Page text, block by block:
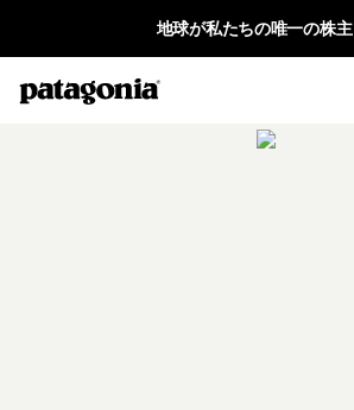
地球が私たちの唯一の株主